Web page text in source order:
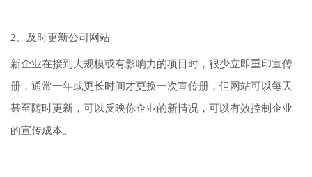
2、及时更新公司网站
新企业在接到大规模或有影响力的项目时，很少立即重印宣传
册，通常一年或更长时间才更换一次宣传册，但网站可以每天
甚至随时更新，可以反映你企业的新情况，可以有效控制企业
的宣传成本。